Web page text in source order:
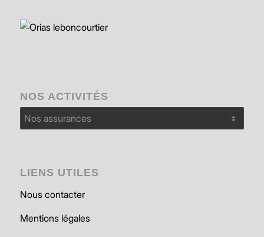
NOS ACTIVITÉS
Nos
activités
LIENS UTILES
Nous contacter
Mentions légales